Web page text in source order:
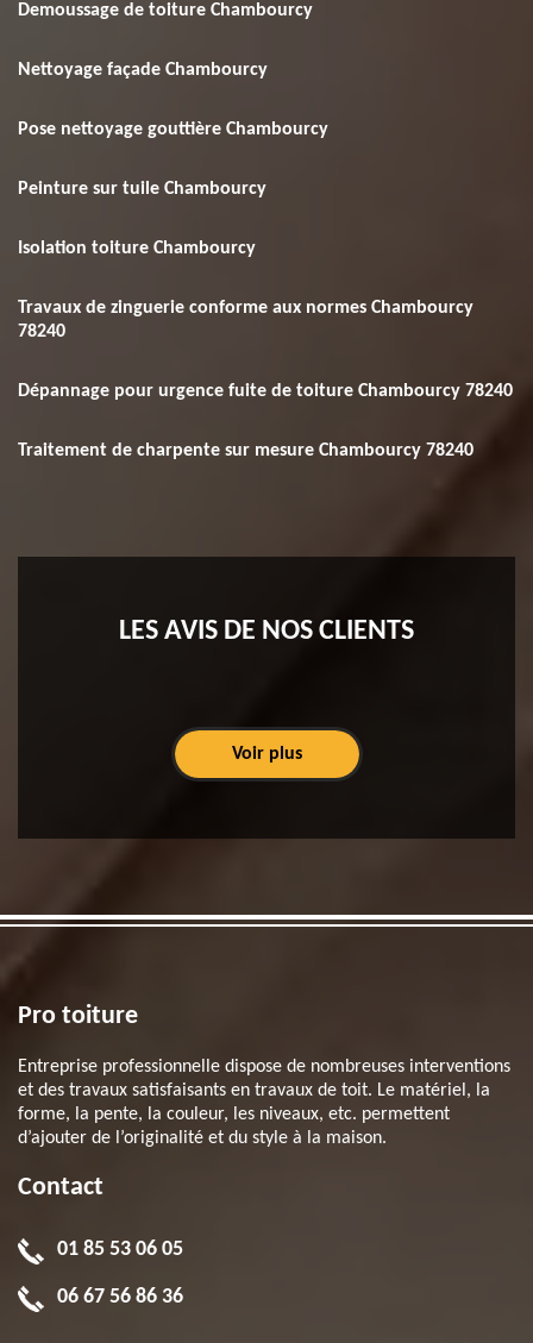
Demoussage de toiture Chambourcy
Nettoyage façade Chambourcy
Pose nettoyage gouttière Chambourcy
Peinture sur tuile Chambourcy
Isolation toiture Chambourcy
Travaux de zinguerie conforme aux normes Chambourcy
78240
Dépannage pour urgence fuite de toiture Chambourcy 78240
Traitement de charpente sur mesure Chambourcy 78240
LES AVIS DE NOS CLIENTS
Voir plus
Pro toiture
Entreprise professionnelle dispose de nombreuses interventions
et des travaux satisfaisants en travaux de toit. Le matériel, la
forme, la pente, la couleur, les niveaux, etc. permettent
d’ajouter de l’originalité et du style à la maison.
Contact
01 85 53 06 05
06 67 56 86 36